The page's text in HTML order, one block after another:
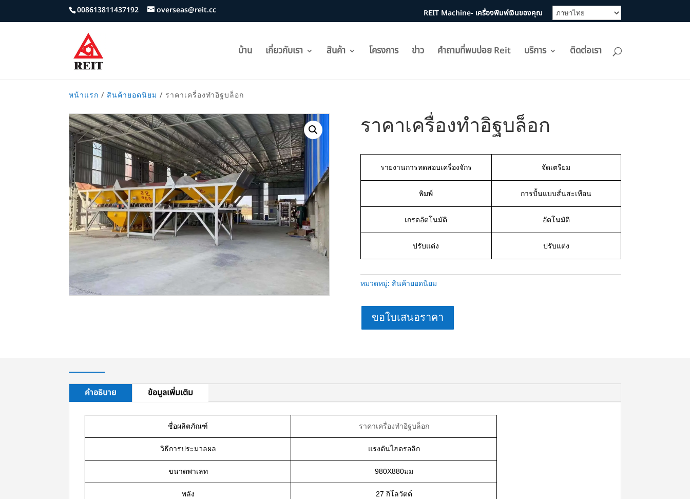
008613811437192 overseas@reit.cc REIT Machine- เครื่องพิมพ์เงินของคุณ
บ้าน เกี่ยวกับเรา สินค้า โครงการ ข่าว คำถามที่พบบ่อย Reit บริการ ติดต่อเรา
หน้าแรก / สินค้ายอดนิยม / ราคาเครื่องทำอิฐบล็อก
ราคาเครื่องทำอิฐบล็อก
รายงานการทดสอบเครื่องจักร จัดเตรียม
พิมพ์ การปั้นแบบสั่นสะเทือน
เกรดอัตโนมัติ อัตโนมัติ
ปรับแต่ง ปรับแต่ง
หมวดหมู่: สินค้ายอดนิยม
ขอใบเสนอราคา
คำอธิบาย ข้อมูลเพิ่มเติม
ชื่อผลิตภัณฑ์ ราคาเครื่องทำอิฐบล็อก
วิธีการประมวลผล แรงดันไฮดรอลิก
ขนาดพาเลท 980X880มม
พลัง 27 กิโลวัตต์